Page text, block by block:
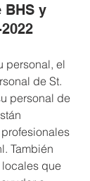
BHS y
personal, el
de St.
personal de
También
locales que